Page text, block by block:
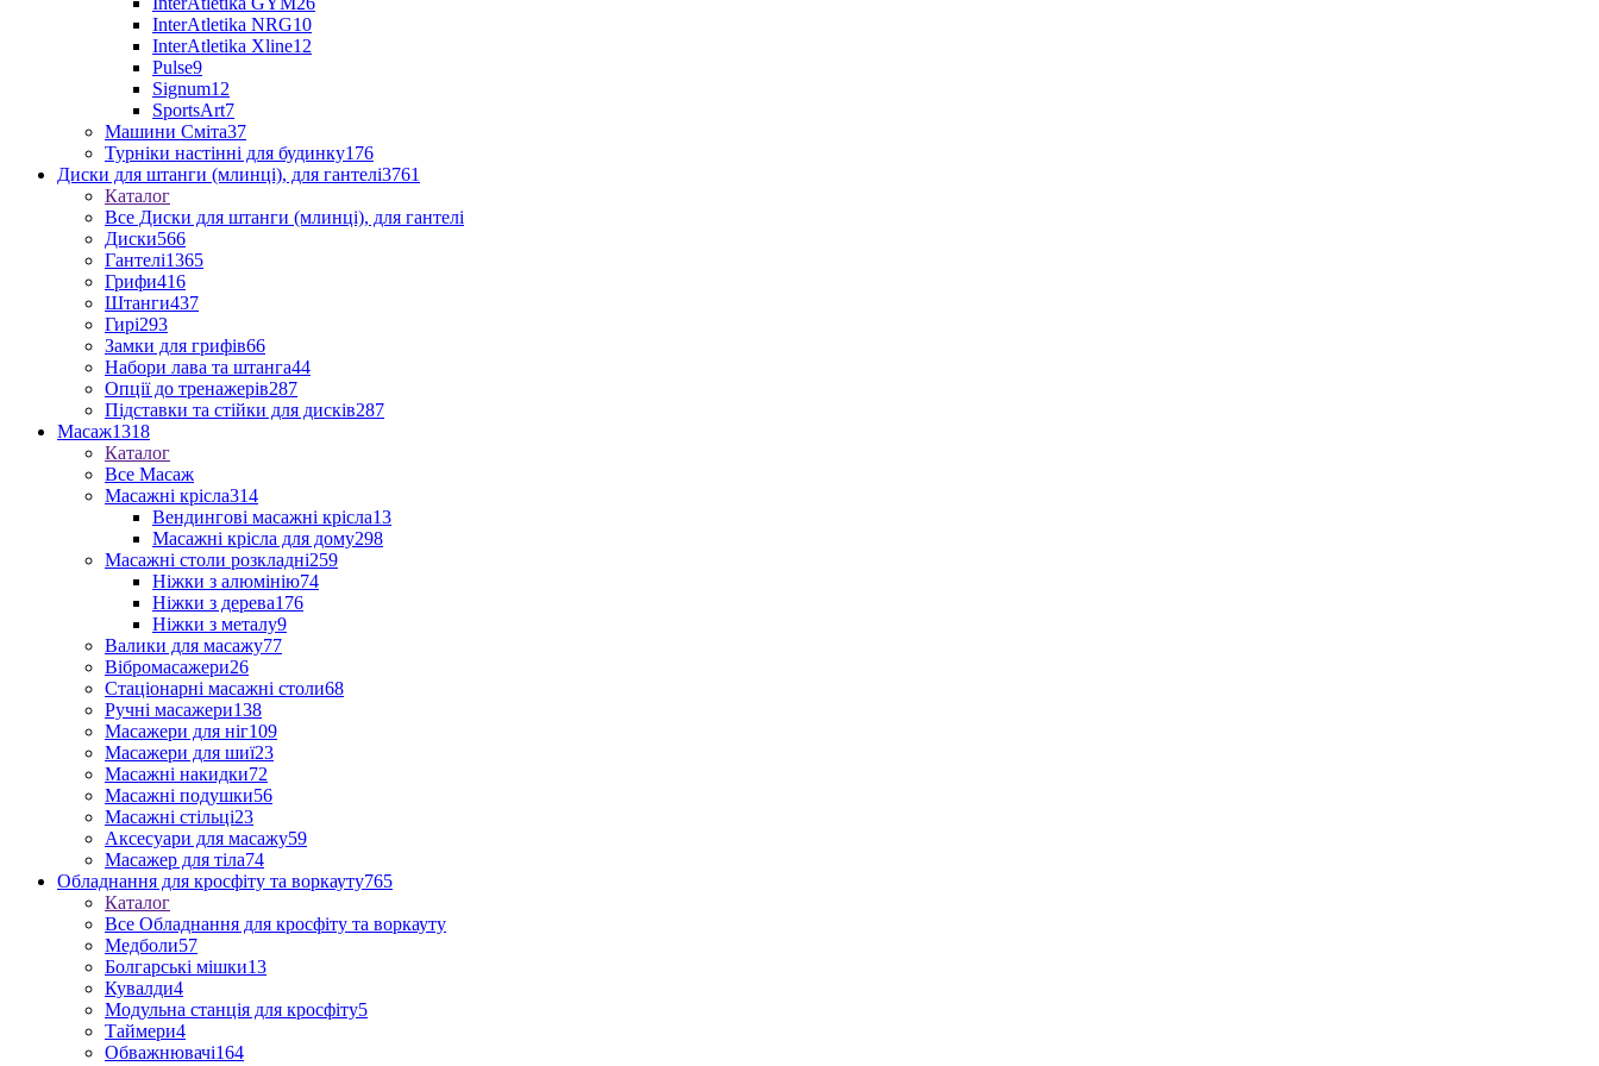
InterAtletika NRG10
InterAtletika Xline12
Pulse9
Signum12
SportsArt7
Машини Сміта37
Турніки настінні для будинку176
Диски для штанги (млинці), для гантелі3761
Каталог
Все Диски для штанги (млинці), для гантелі
Диски566
Гантелі1365
Грифи416
Штанги437
Гирі293
Замки для грифів66
Набори лава та штанга44
Опції до тренажерів287
Підставки та стійки для дисків287
Масаж1318
Каталог
Все Масаж
Масажні крісла314
Вендингові масажні крісла13
Масажні крісла для дому298
Масажні столи розкладні259
Ніжки з алюмінію74
Ніжки з дерева176
Ніжки з металу9
Валики для масажу77
Вібромасажери26
Стаціонарні масажні столи68
Ручні масажери138
Масажери для ніг109
Масажери для шиї23
Масажні накидки72
Масажні подушки56
Масажні стільці23
Аксесуари для масажу59
Масажер для тіла74
Обладнання для кросфіту та воркауту765
Каталог
Все Обладнання для кросфіту та воркауту
Медболи57
Болгарські мішки13
Кувалди4
Модульна станція для кросфіту5
Таймери4
Обважнювачі164